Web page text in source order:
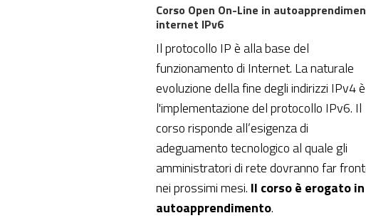
Corso Open On-Line in
internet IPv6
Il protocollo IP è alla base del
funzionamento di Internet. La naturale
evoluzione della fine degli indirizzi IPv4 è
l'implementazione del protocollo IPv6. Il
corso risponde all’esigenza di
adeguamento tecnologico al quale gli
amministratori di rete dovranno far
nei prossimi mesi. Il corso è erogato in
autoapprendimento.